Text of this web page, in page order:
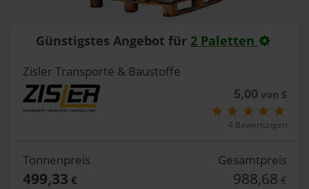
Günstigstes Angebot für 2 Paletten
Zisler Transporte & Baustoffe
5,00 von 5
4 Bewertungen
Tonnenpreis
499,33 €
Gesamtpreis
988,68 €